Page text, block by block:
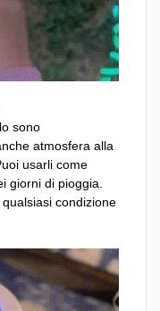
sono
atmosfera alla
usarli come
giorni di pioggia.
condizione